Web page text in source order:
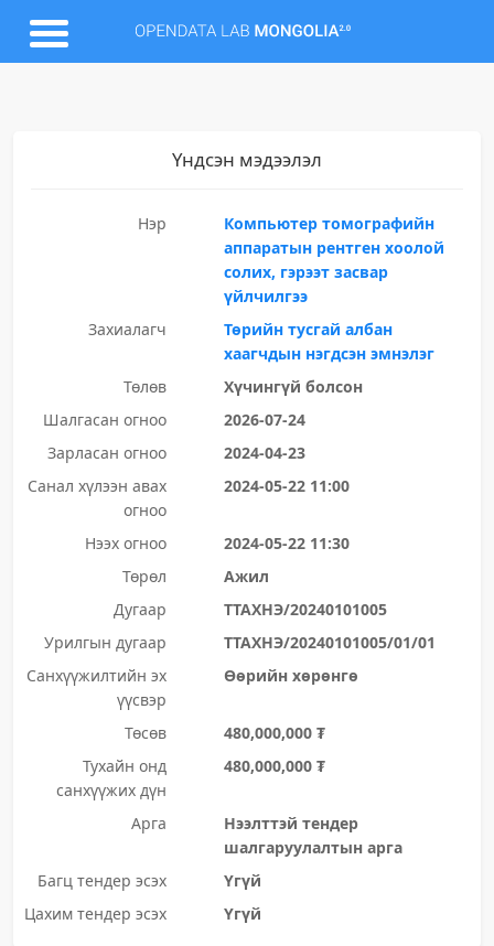
Үндсэн мэдээлэл
Нэр
Компьютер томографийн
аппаратын рентген хоолой
солих, гэрээт засвар
үйлчилгээ
Захиалагч
Төрийн тусгай албан
хаагчдын нэгдсэн эмнэлэг
Төлөв
Хүчингүй болсон
Шалгасан огноо
2026-07-24
Зарласан огноо
2024-04-23
Санал хүлээн авах
огноо
2024-05-22 11:00
Нээх огноо
2024-05-22 11:30
Төрөл
Ажил
Дугаар
ТТАХНЭ/20240101005
Урилгын дугаар
ТТАХНЭ/20240101005/01/01
Санхүүжилтийн эх
үүсвэр
Өөрийн хөрөнгө
Төсөв
480,000,000 ₮
Тухайн онд
санхүүжих дүн
480,000,000 ₮
Арга
Нээлттэй тендер
шалгаруулалтын арга
Багц тендер эсэх
Үгүй
Цахим тендер эсэх
Үгүй